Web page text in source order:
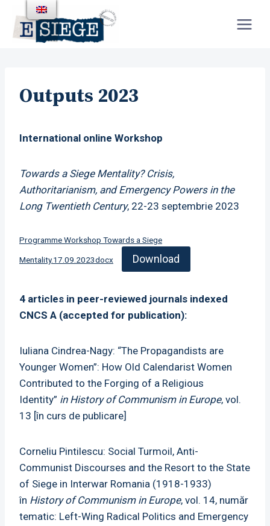
content
Outputs 2023
International online Workshop
Towards a Siege Mentality? Crisis,
Authoritarianism, and Emergency Powers in the
Long Twentieth Century, 22-23 septembrie 2023
Programme Workshop Towards a Siege
Mentality.17.09.2023docx Download
4 articles in peer-reviewed journals indexed
CNCS A (accepted for publication):
Iuliana Cindrea-Nagy: “The Propagandists are
Younger Women”: How Old Calendarist Women
Contributed to the Forging of a Religious
Identity” in History of Communism in Europe, vol.
13 [în curs de publicare]
Corneliu Pintilescu: Social Turmoil, Anti-
Communist Discourses and the Resort to the State
of Siege in Interwar Romania (1918-1933)
în History of Communism in Europe, vol. 14, număr
tematic: Left-Wing Radical Politics and Emergency